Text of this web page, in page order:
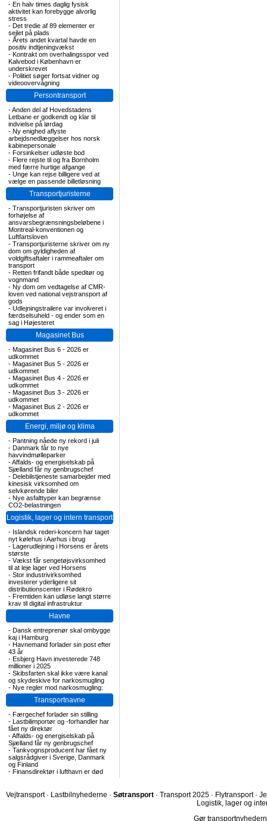
- En halv times daglig fysisk
aktivitet kan forebygge alvorlig
stress
- Det tredie af 89 elementer er
sejlet på plads
- Årets andet kvartal havde en
positiv indtjeningvækst
- Kontrakt om overhalingsspor ved
Kalvebod i København er
underskrevet
- Politiet søger fortsat vidner og
videoovervågning
Persontransport
-Anden del af Hovedstadens
Letbane er godkendt og klar til
indvielse på lørdag
- Ny enighed aflyste
arbejdsnedlæggelser hos norsk
kabinepersonale
- Forsinkelser udløste bod
- Flere rejste til og fra Bornholm
med færre hurtige afgange
- Unge kan rejse billigere ved at
vælge en passende billetløsning
Transportjuristerne
- Transportjuristen skriver om
forhøjelse af
ansvarsbegrænsningsbeløbene i
Montreal-konventionen og
Luftfartsloven
- Transportjuristerne skriver om ny
dom om gyldigheden af
voldgiftsaftaler i rammeaftaler om
transport
- Retten frifandt både speditør og
vognmand
- Ny dom om vedtagelse af CMR-
loven ved national vejstransport af
gods
- Udlejningstrailere var involveret i
færdselsuheld - og ender som en
sag i Højesteret
Magasinet Bus
- Magasinet Bus 6 - 2026 er
udkommet
- Magasinet Bus 5 - 2026 er
udkommet
- Magasinet Bus 4 - 2026 er
udkommet
- Magasinet Bus 3 - 2026 er
udkommet
- Magasinet Bus 2 - 2026 er
udkommet
Energi, miljø og klima
- Pantning nåede ny rekord i juli
- Danmark får to nye
havvindmølleparker
-Affalds- og energiselskab på
Sjælland får ny genbrugschef
- Delebilstjeneste samarbejder med
kinesisk virksomhed om
selvkørende biler
- Nye asfalttyper kan begrænse
CO2-belastningen
Logistik, lager og intern transport
- Islandsk rederi-koncern har taget
nyt kølehus i Aarhus i brug
- Lagerudlejning i Horsens er årets
største
- Vækst får sengetøjsvirksomhed
til at leje lager ved Horsens
- Stor industrivirksomhed
investerer yderligere sit
distributionscenter i Rødekro
- Fremtiden kan udløse langt større
krav til digital infrastruktur
Havne
- Dansk entreprenør skal ombygge
kaj i Hamburg
- Havnemand forlader sin post efter
43 år
- Esbjerg Havn investerede 748
millioner i 2025
- Skibsfarten skal ikke være kanal
og skydeskive for narkosmugling
- Nye regler mod narkosmugling:
Transportnavne
- Færgechef forlader sin stilling
- Lastbilimportør og -forhandler har
fået ny direktør
-Affalds- og energiselskab på
Sjælland får ny genbrugschef
- Tankvognsproducent har fået ny
salgsrådgiver i Sverige, Danmark
og Finland
- Finansdirektør i lufthavn er død
Vejtransport · Lastbilnyhederne · Søtransport · Transport 2025 · Flytransport ·
Logistik, lager og
Gør